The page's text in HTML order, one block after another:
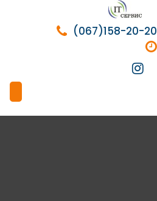
содержимому
(067)158-20-20